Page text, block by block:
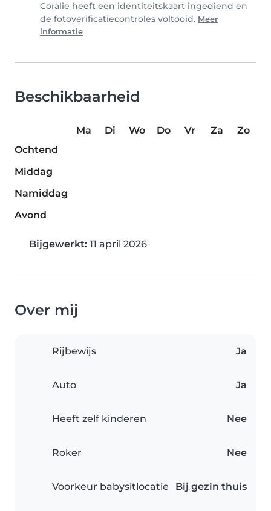
Coralie heeft een identiteitskaart ingediend en
de fotoverificatiecontroles voltooid. Meer
informatie
Beschikbaarheid
Ma Di Wo Do Vr Za
Zo
Ochtend
Middag
Namiddag
Avond
Bijgewerkt: 11 april 2026
Over mij
Rijbewijs Ja
Auto Ja
Heeft zelf kinderen Nee
Roker Nee
Voorkeur babysitlocatie Bij gezin thuis